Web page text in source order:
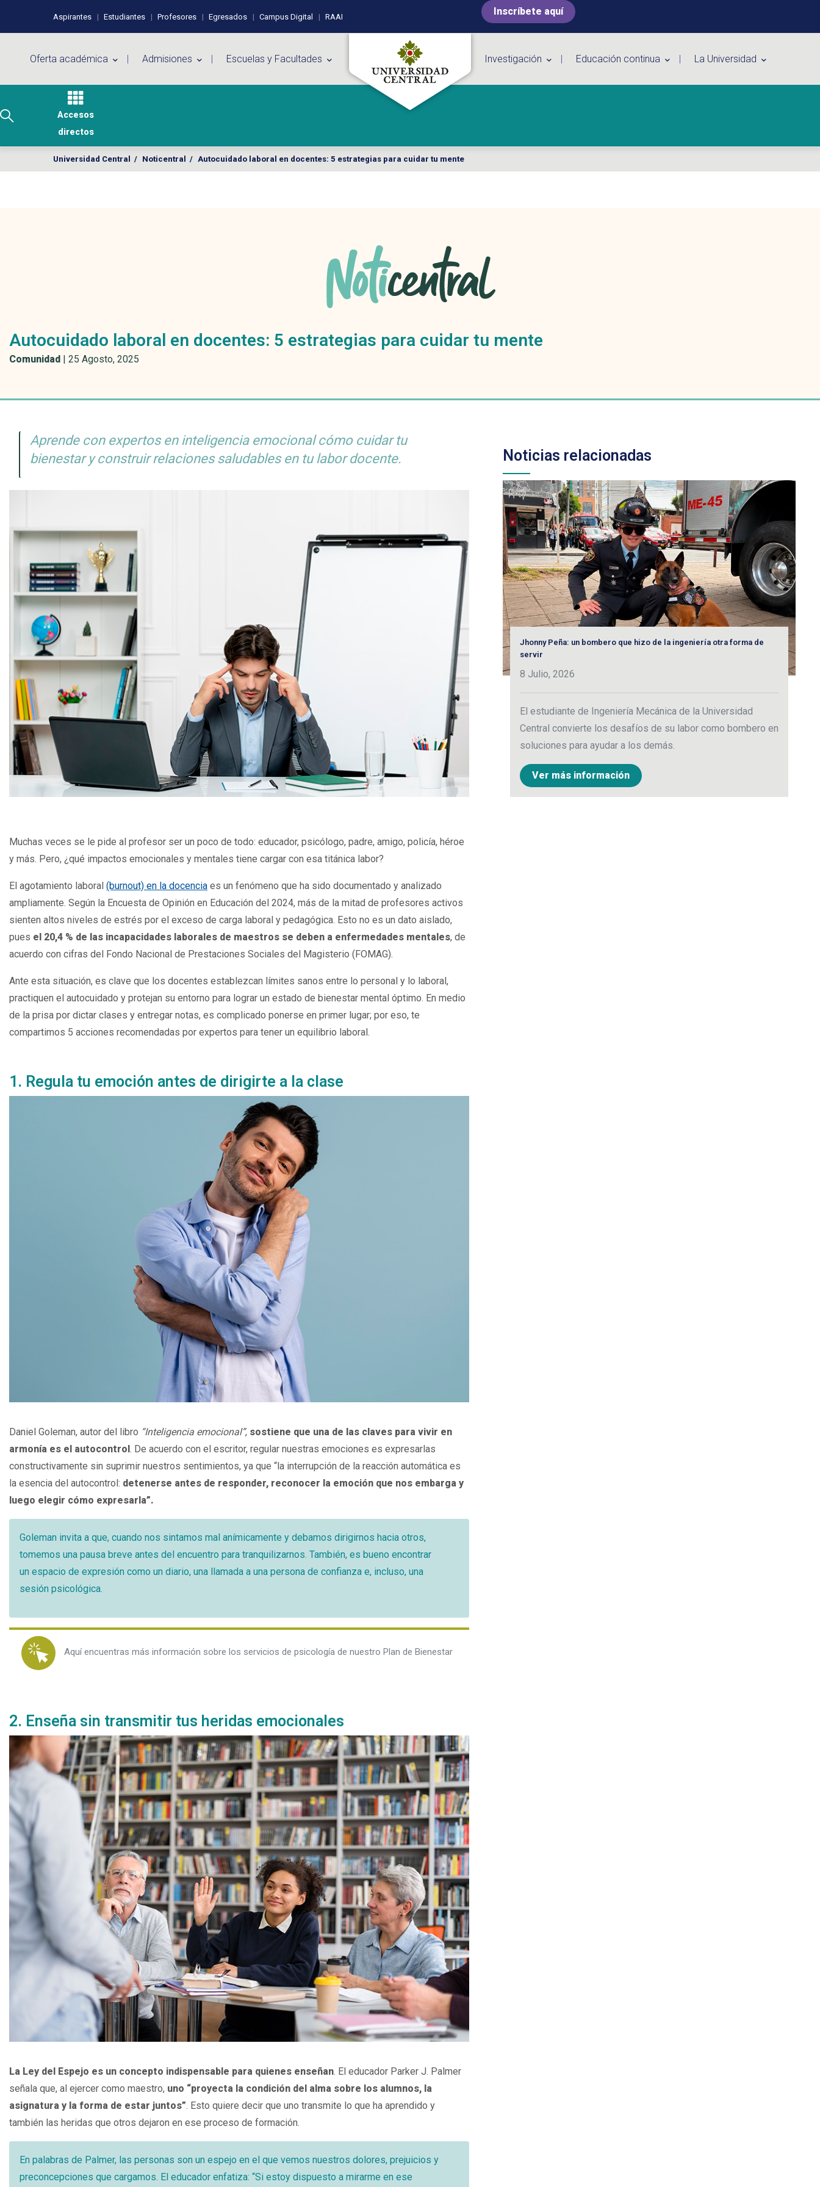
Perfiles de usuario
Aspirantes Estudiantes Profesores Egresados Campus Digital RAAI Inscríbete aquí
Oferta académica Admisiones Escuelas y Facultades Investigación Educación continua La Universidad
Accesos
directos
Universidad Central / Noticentral / Autocuidado laboral en docentes: 5 estrategias para cuidar tu mente
Autocuidado laboral en docentes: 5 estrategias para cuidar tu mente
Comunidad | 25 Agosto, 2025
Aprende con expertos en inteligencia emocional cómo cuidar tu
bienestar y construir relaciones saludables en tu labor docente.
Noticias relacionadas
Jhonny Peña: un bombero que hizo de la ingeniería otra forma de
servir
8 Julio, 2026
El estudiante de Ingeniería Mecánica de la Universidad
Central convierte los desafíos de su labor como bombero en
soluciones para ayudar a los demás.
Ver más información
Muchas veces se le pide al profesor ser un poco de todo: educador, psicólogo, padre, amigo, policía, héroe
y más. Pero, ¿qué impactos emocionales y mentales tiene cargar con esa titánica labor?
El agotamiento laboral (burnout) en la docencia es un fenómeno que ha sido documentado y analizado
ampliamente. Según la Encuesta de Opinión en Educación del 2024, más de la mitad de profesores activos
sienten altos niveles de estrés por el exceso de carga laboral y pedagógica. Esto no es un dato aislado,
pues el 20,4 % de las incapacidades laborales de maestros se deben a enfermedades mentales, de
acuerdo con cifras del Fondo Nacional de Prestaciones Sociales del Magisterio (FOMAG).
Ante esta situación, es clave que los docentes establezcan límites sanos entre lo personal y lo laboral,
practiquen el autocuidado y protejan su entorno para lograr un estado de bienestar mental óptimo. En medio
de la prisa por dictar clases y entregar notas, es complicado ponerse en primer lugar; por eso, te
compartimos 5 acciones recomendadas por expertos para tener un equilibrio laboral.
1. Regula tu emoción antes de dirigirte a la clase
Daniel Goleman, autor del libro “Inteligencia emocional”, sostiene que una de las claves para vivir en
armonía es el autocontrol. De acuerdo con el escritor, regular nuestras emociones es expresarlas
constructivamente sin suprimir nuestros sentimientos, ya que “la interrupción de la reacción automática es
la esencia del autocontrol: detenerse antes de responder, reconocer la emoción que nos embarga y
luego elegir cómo expresarla”.
Goleman invita a que, cuando nos sintamos mal anímicamente y debamos dirigirnos hacia otros,
tomemos una pausa breve antes del encuentro para tranquilizarnos. También, es bueno encontrar
un espacio de expresión como un diario, una llamada a una persona de confianza e, incluso, una
sesión psicológica.
Aquí encuentras más información sobre los servicios de psicología de nuestro Plan de Bienestar
2. Enseña sin transmitir tus heridas emocionales
La Ley del Espejo es un concepto indispensable para quienes enseñan. El educador Parker J. Palmer
señala que, al ejercer como maestro, uno “proyecta la condición del alma sobre los alumnos, la
asignatura y la forma de estar juntos”. Esto quiere decir que uno transmite lo que ha aprendido y
también las heridas que otros dejaron en ese proceso de formación.
En palabras de Palmer, las personas son un espejo en el que vemos nuestros dolores, prejuicios y
preconcepciones que cargamos. El educador enfatiza: “Si estoy dispuesto a mirarme en ese